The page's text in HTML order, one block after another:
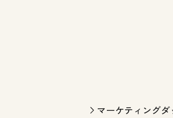
マーケティング